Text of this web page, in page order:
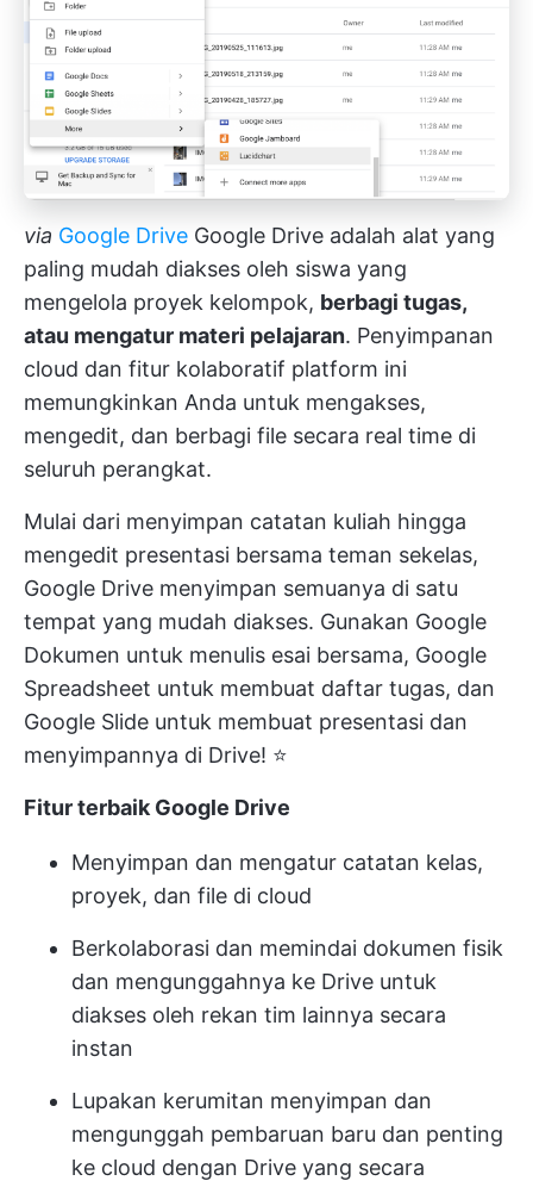
via Google Drive Google Drive adalah alat yang
paling mudah diakses oleh siswa yang
mengelola proyek kelompok, berbagi tugas,
atau mengatur materi pelajaran. Penyimpanan
cloud dan fitur kolaboratif platform ini
memungkinkan Anda untuk mengakses,
mengedit, dan berbagi file secara real time di
seluruh perangkat.
Mulai dari menyimpan catatan kuliah hingga
mengedit presentasi bersama teman sekelas,
Google Drive menyimpan semuanya di satu
tempat yang mudah diakses. Gunakan Google
Dokumen untuk menulis esai bersama, Google
Spreadsheet untuk membuat daftar tugas, dan
Google Slide untuk membuat presentasi dan
menyimpannya di Drive! ⭐
Fitur terbaik Google Drive
Menyimpan dan mengatur catatan kelas,
proyek, dan file di cloud
Berkolaborasi dan memindai dokumen fisik
dan mengunggahnya ke Drive untuk
diakses oleh rekan tim lainnya secara
instan
Lupakan kerumitan menyimpan dan
mengunggah pembaruan baru dan penting
ke cloud dengan Drive yang secara